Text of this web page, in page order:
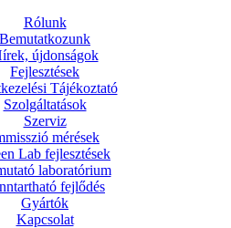
Rólunk
Bemutatkozunk
újdonságok
Fejlesztések
Tájékoztató
Szolgáltatások
Szerviz
mérések
Lab fejlesztések
laboratórium
fejlődés
Gyártók
Kapcsolat